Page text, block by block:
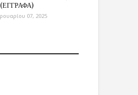
(ΕΓΓΡΑΦΑ)
07, 2025